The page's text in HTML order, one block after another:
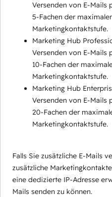
Versenden von E-Mails
5-Fachen der
Marketingkontaktstufe.
Marketing Hub
Versenden von E-Mails
10-Fachen der
Marketingkontaktstufe.
Marketing Hub
Versenden von E-Mails
20-Fachen der
Marketingkontaktstufe.
Falls Sie zusätzliche E-Mails
zusätzliche
eine dedizierte IP-Adresse
Mails senden zu können.